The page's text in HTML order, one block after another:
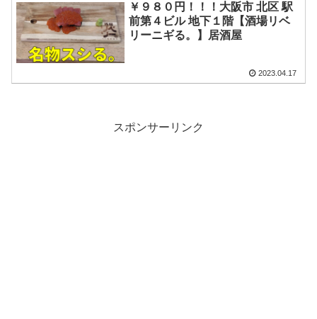
￥９８０円！！！大阪市 北区 駅
前第４ビル 地下１階【酒場リベ
リーニギる。】居酒屋
2023.04.17
スポンサーリンク